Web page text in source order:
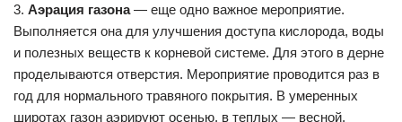
3. Аэрация газона— еще одно важное мероприятие.
Выполняется она для улучшения доступа кислорода, воды
и полезных веществ к корневой системе. Для этого в дерне
проделываются отверстия. Мероприятие проводится раз в
год для нормального травяного покрытия. В умеренных
широтах газон аэрируют осенью, в теплых — весной.